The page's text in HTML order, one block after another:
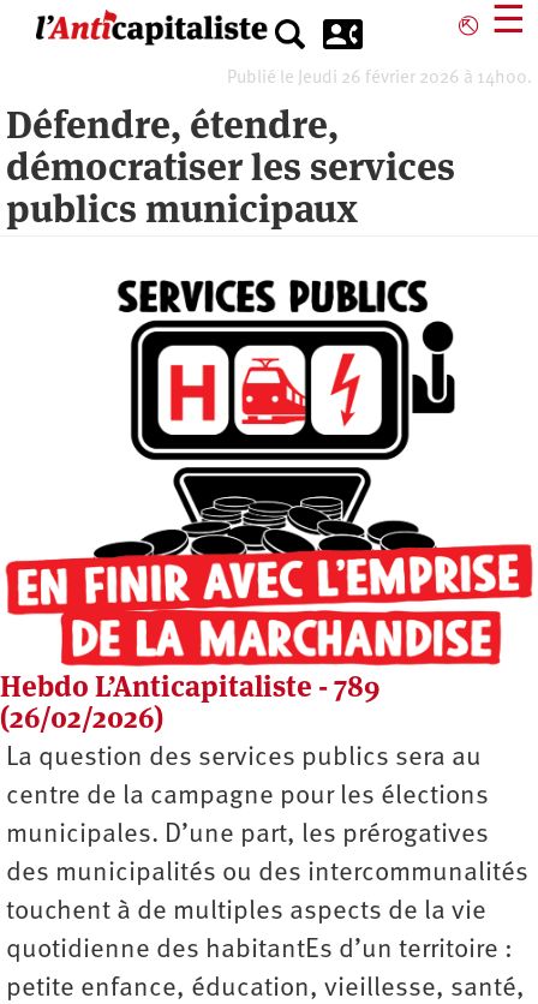
⎋ ☰
Publié le Jeudi 26 février 2026 à 14h00.
Défendre, étendre,
démocratiser les services
publics municipaux
Hebdo L’Anticapitaliste - 789
(26/02/2026)
La question des services publics sera au
centre de la campagne pour les élections
municipales. D’une part, les prérogatives
des municipalités ou des intercommunalités
touchent à de multiples aspects de la vie
quotidienne des habitantEs d’un territoire :
petite enfance, éducation, vieillesse, santé,